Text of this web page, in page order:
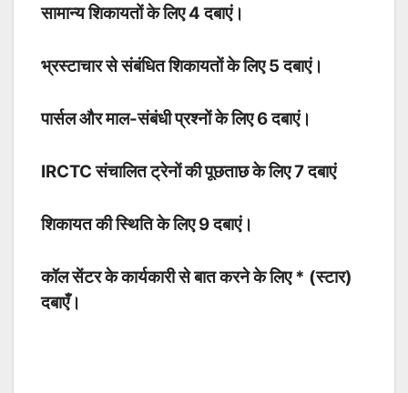
सामान्य शिकायतों के लिए 4 दबाएं।
भ्रस्टाचार से संबंधित शिकायतों के लिए 5 दबाएं।
पार्सल और माल-संबंधी प्रश्नों के लिए 6 दबाएं।
IRCTC संचालित ट्रेनों की पूछताछ के लिए 7 दबाएं
शिकायत की स्थिति के लिए 9 दबाएं।
कॉल सेंटर के कार्यकारी से बात करने के लिए * (स्टार)
दबाएँ।